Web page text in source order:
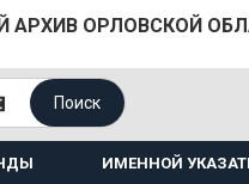
АРХИВ ОРЛОВСКОЙ
Поиск
ИМЕННОЙ